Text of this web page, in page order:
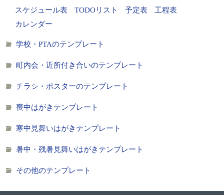
スケジュール表
TODOリスト 予定表
工程表
カレンダー
学校・PTAのテンプレート
町内会・近所付き合いのテンプレート
チラシ・ポスターのテンプレート
喪中はがきテンプレート
寒中見舞いはがきテンプレート
暑中・残暑見舞いはがきテンプレート
その他のテンプレート